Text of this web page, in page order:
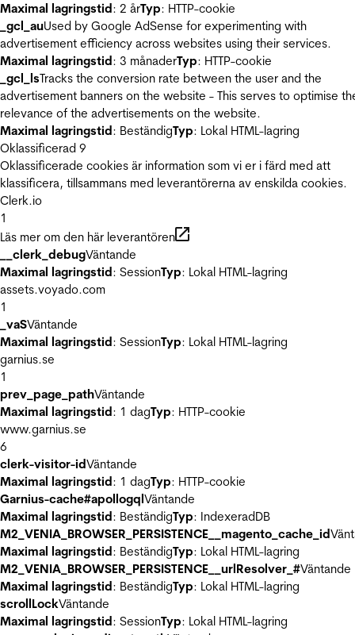
Maximal lagringstid: 2 årTyp: HTTP-cookie
_gcl_auUsed by Google AdSense for experimenting with
advertisement efficiency across websites using their services.
Maximal lagringstid: 3 månaderTyp: HTTP-cookie
_gcl_lsTracks the conversion rate between the user and the
advertisement banners on the website - This serves to optimise
relevance of the advertisements on the website.
Maximal lagringstid: BeständigTyp: Lokal HTML-lagring
Oklassificerad 9
Oklassificerade cookies är information som vi er i färd med att
klassificera, tillsammans med leverantörerna av enskilda cookies.
Clerk.io
1
Läs mer om den här leverantören
__clerk_debugVäntande
Maximal lagringstid: SessionTyp: Lokal HTML-lagring
assets.voyado.com
1
_vaSVäntande
Maximal lagringstid: SessionTyp: Lokal HTML-lagring
garnius.se
1
prev_page_pathVäntande
Maximal lagringstid: 1 dagTyp: HTTP-cookie
www.garnius.se
6
clerk-visitor-idVäntande
Maximal lagringstid: 1 dagTyp: HTTP-cookie
Garnius-cache#apollogqlVäntande
Maximal lagringstid: BeständigTyp: IndexeradDB
M2_VENIA_BROWSER_PERSISTENCE__magento_cache_id
Maximal lagringstid: BeständigTyp: Lokal HTML-lagring
M2_VENIA_BROWSER_PERSISTENCE__urlResolver_#Väntande
Maximal lagringstid: BeständigTyp: Lokal HTML-lagring
scrollLockVäntande
Maximal lagringstid: SessionTyp: Lokal HTML-lagring